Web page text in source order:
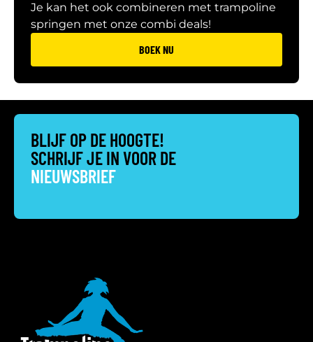
Je kan het ook combineren met trampoline
springen met onze combi deals!
BOEK NU
BLIJF OP DE HOOGTE!
SCHRIJF JE IN VOOR DE
NIEUWSBRIEF